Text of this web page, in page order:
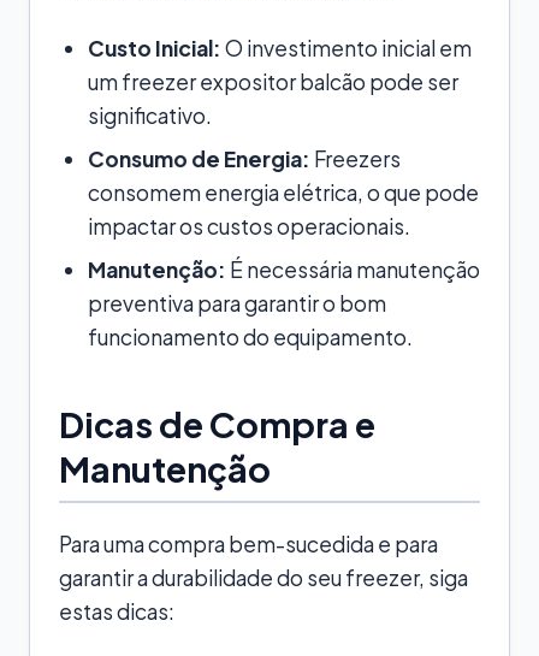
Custo Inicial: O investimento inicial em
um freezer expositor balcão pode ser
significativo.
Consumo de Energia: Freezers
consomem energia elétrica, o que pode
impactar os custos operacionais.
Manutenção: É necessária manutenção
preventiva para garantir o bom
funcionamento do equipamento.
Dicas de Compra e
Manutenção
Para uma compra bem-sucedida e para
garantir a durabilidade do seu freezer, siga
estas dicas: